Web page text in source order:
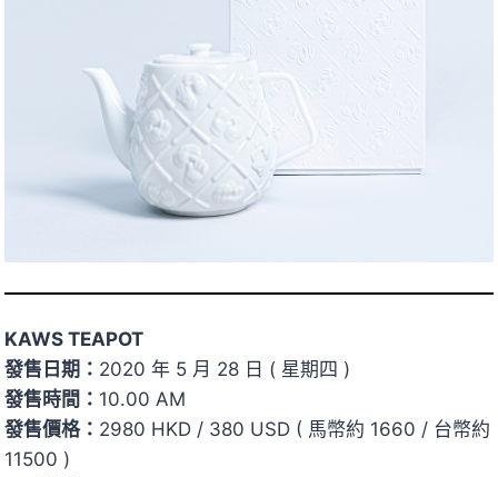
KAWS TEAPOT
發售日期： 2020 年 5 月 28 日 ( 星期四 )
發售時間： 10.00 AM
發售價格： 2980 HKD / 380 USD ( 馬幣約 1660 / 台幣約
11500 )